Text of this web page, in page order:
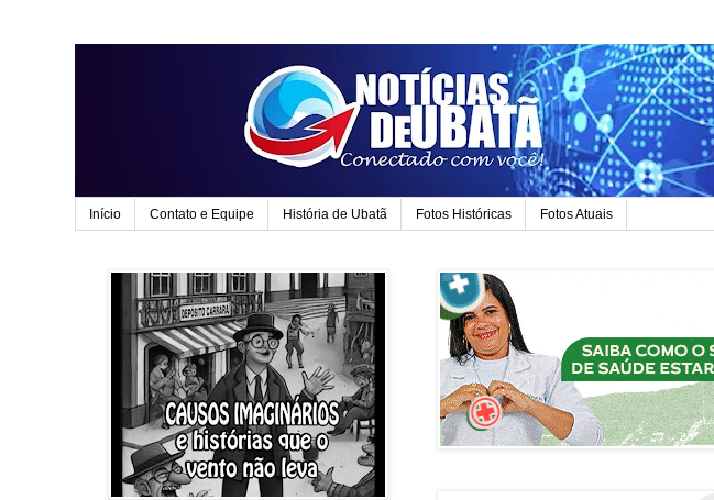
Início Contato e Equipe História de Ubatã Fotos Históricas Fotos Atuais